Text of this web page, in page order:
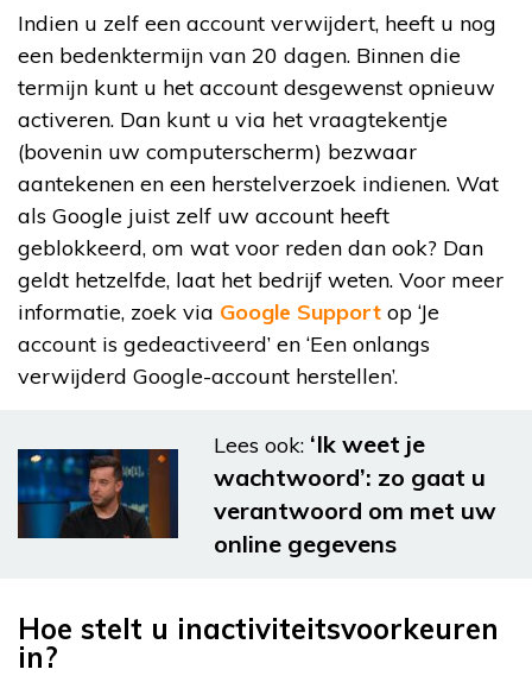
Indien u zelf een account verwijdert, heeft u nog
een bedenktermijn van 20 dagen. Binnen die
termijn kunt u het account desgewenst opnieuw
activeren. Dan kunt u via het vraagtekentje
(bovenin uw computerscherm) bezwaar
aantekenen en een herstelverzoek indienen. Wat
als Google juist zelf uw account heeft
geblokkeerd, om wat voor reden dan ook? Dan
geldt hetzelfde, laat het bedrijf weten. Voor meer
informatie, zoek via Google Support op ‘Je
account is gedeactiveerd’ en ‘Een onlangs
verwijderd Google-account herstellen’.
Lees ook: ‘Ik weet je
wachtwoord’: zo gaat u
verantwoord om met uw
online gegevens
Hoe stelt u inactiviteitsvoorkeuren
in?